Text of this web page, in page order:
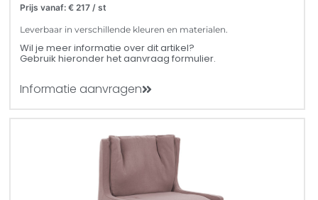
Prijs vanaf: € 217 / st
Leverbaar in verschillende kleuren en materialen.
Wil je meer informatie over dit artikel?
Gebruik hieronder het aanvraag formulier.
Informatie aanvragen